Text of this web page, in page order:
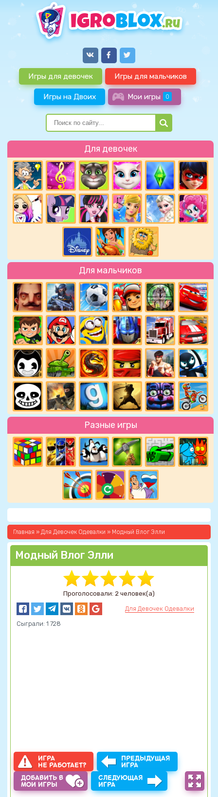
Игры для девочек Игры для мальчиков
Игры на Двоих Мои игры 0
Для девочек
Для мальчиков
Разные игры
Главная » Для Девочек Одевалки » Модный Влог Элли
Модный Влог Элли
Проголосовали: 2 человек(а)
Для Девочек Одевалки
Сыграли: 1 728
ИГРА
НЕ РАБОТАЕТ?
ПРЕДЫДУЩАЯ
ИГРА
ДОБАВИТЬ В
МОИ ИГРЫ
СЛЕДУЮЩАЯ
ИГРА